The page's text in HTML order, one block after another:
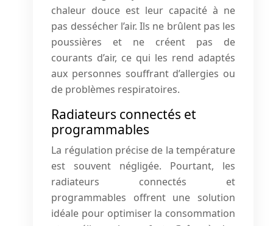
chaleur douce est leur capacité à ne
pas dessécher l’air. Ils ne brûlent pas les
poussières et ne créent pas de
courants d’air, ce qui les rend adaptés
aux personnes souffrant d’allergies ou
de problèmes respiratoires.
Radiateurs connectés et
programmables
La régulation précise de la température
est souvent négligée. Pourtant, les
radiateurs connectés et
programmables offrent une solution
idéale pour optimiser la consommation